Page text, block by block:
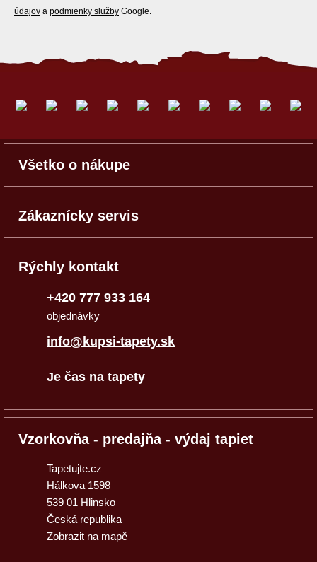
údajov a podmienky služby Google.
Všetko o nákupe
Zákaznícky servis
Rýchly kontakt
+420 777 933 164
objednávky
info@kupsi-tapety.sk
Je čas na tapety
Vzorkovňa - predajňa - výdaj tapiet
Tapetujte.cz
Hálkova 1598
539 01 Hlinsko
Česká republika
Zobrazit na mapě